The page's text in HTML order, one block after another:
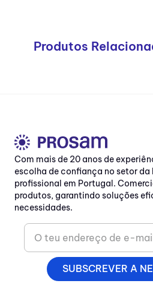
Produtos
Com mais de 20 anos de
escolha de confiança no setor da
profissional em Portugal.
produtos, garantindo soluções
necessidades.
SUBSCREVER A